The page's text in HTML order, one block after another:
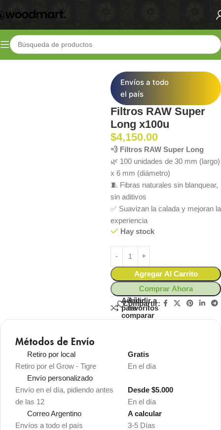
Inicio Shop Parafernalia Filtros
Envíos a todo
el país
Filtros RAW Super
Long x100u
$4,150.00
💨 Filtros RAW Super Long
🌿 100 unidades de 30 mm (largo)
x 6 mm (diámetro)
🧵 Fibras naturales sin blanquear,
sin aditivos
✅ Suavizan la calada y mejoran la
experiencia
Hay stock
Agregar Al Carrito
Comprar Ahora
Añadir
para
comparar
Añadir a
favoritos
Compartir:
Métodos de Envío
Retiro por local
Retiro por el Grow - Tigre
En el día
Gratis
Envío personalizado
Envío en el día, pidiendo antes
de las 12
En el día
Desde $5.000
Correo Argentino
Envíos a todo el país
3-5 Días
A calcular